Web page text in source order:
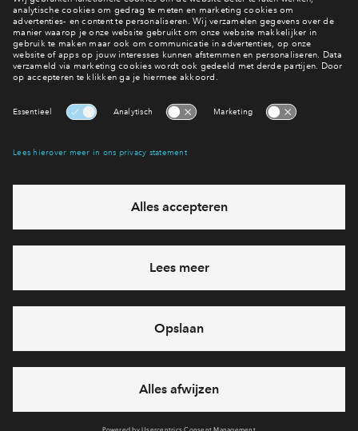
Duurzaam wonen in Zuidzicht
Interesse? Meld je dan snel aan
Hiermee blijf je op de hoogte van het belangrijkste nieuws en
Ja, ik wil mij aanmelden
Heb je een vraag en wil je direct antwoord? Bel ons op
71 22 894
feestdagen)
vandaag gesloten, maandag zijn we vanaf
09:00 uur weer
bereikbaar